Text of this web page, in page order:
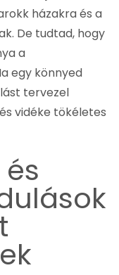
házakra és a
De tudtad, hogy
a
egy könnyed
tervezel
vidéke tökéletes